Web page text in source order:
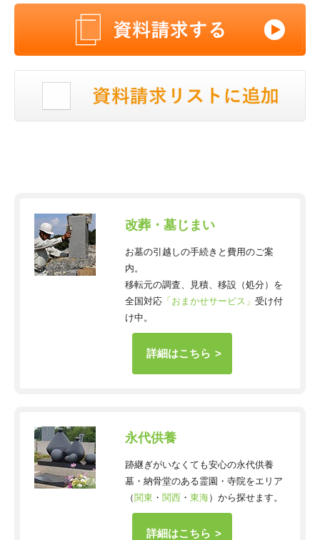
改葬・墓じまい
お墓の引越しの手続きと費用のご案
内。
移転元の調査、見積、移設（処分）を
全国対応「おまかせサービス」 受け付
け中。
詳細はこちら
永代供養
跡継ぎがいなくても安心の永代供養
墓・納骨堂のある霊園・寺院をエリア
（ 関東 ・ 関西・ 東海）から探せます。
詳細はこちら